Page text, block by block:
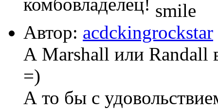
комбовладелец!
Автор: acdckingrockstar
А Marshall или Randall
=)
А то бы с